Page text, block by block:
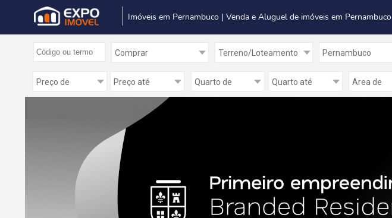
Imóveis em Pernambuco | Venda e Aluguel de imóveis em Pernambuco